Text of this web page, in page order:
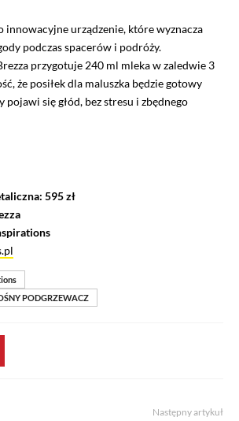
innowacyjne urządzenie, które wyznacza
podczas spacerów i podróży.
przygotuje 240 ml mleka w zaledwie 3
że posiłek dla maluszka będzie gotowy
pojawi się głód, bez stresu i zbędnego
595 zł
PODGRZEWACZ
Następny artykuł